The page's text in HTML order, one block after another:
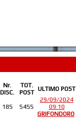
Nr.
DISC.
TOT.
POST ULTIMO POST
185 5455
29/09/2024
09:10
GRIFONDORO